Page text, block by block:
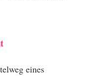
eines